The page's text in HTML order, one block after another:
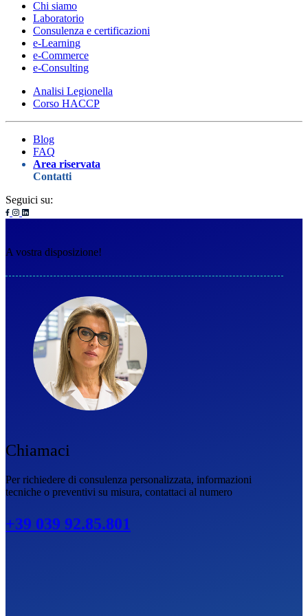
Chi siamo
Laboratorio
Consulenza e certificazioni
e-Learning
e-Commerce
e-Consulting
Analisi Legionella
Corso HACCP
Blog
FAQ
Area riservata
Contatti
Seguici su:
A vostra disposizione!
Chiamaci
Per richiedere di consulenza personalizzata, informazioni
tecniche o preventivi su misura, contattaci al numero
+39 039 92.85.801